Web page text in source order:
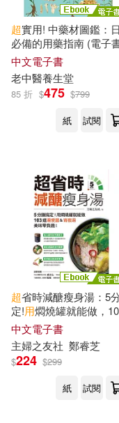
[美]托斯丹．
blen）著
isuZu(1)
《La Vie》編輯
ヨシオミドリ(1)
丁老師(1)
三民補習班名師
上田涉(1)
中公教育全國
考試
中公教育全國
廈門大學出版
廣東科技出版
心理(1)
易博士出版社(1)
有鹿文化(1)
柿子文化(1)
楓書坊(1)
橡樹林(1)
超實用! 中藥材圖鑑：
必備的用藥指南 (電子
中文電子書
老中醫養生堂
85 折 $475 $799
紙
試閱
超省時減醣瘦身湯：5
定!用燜燒罐就能做，
便當&宵夜湯，美味零
子書)
中文電子書
主婦之友社 鄭睿芝
$224 $299
紙
試閱